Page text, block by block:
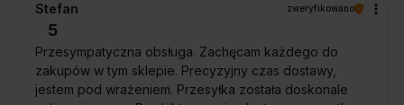
Stefan zweryfikowano
5
Przesympatyczna obsługa. Zachęcam każdego do
zakupów w tym sklepie. Precyzyjny czas dostawy,
jestem pod wrażeniem. Przesyłka została doskonale